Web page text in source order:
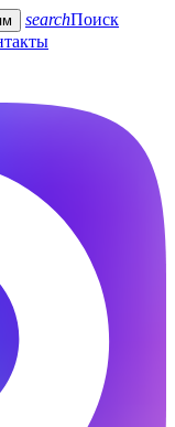
searchПоиск